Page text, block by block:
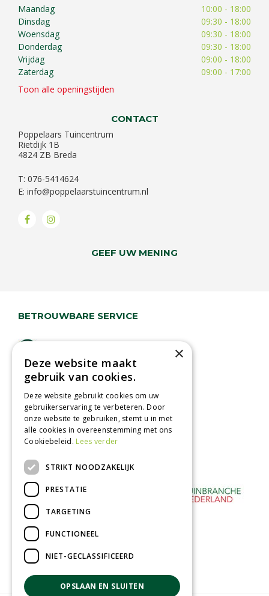
Maandag
10:00 - 18:00
Dinsdag
09:30 - 18:00
Woensdag
09:30 - 18:00
Donderdag
09:30 - 18:00
Vrijdag
09:00 - 18:00
Zaterdag
09:00 - 17:00
Toon alle openingstijden
CONTACT
Poppelaars Tuincentrum
Rietdijk 1B
4824 ZB Breda
T: 076-5414624
E: info@poppelaarstuincentrum.nl
GEEF UW MENING
BETROUWBARE SERVICE
Lage verzendkosten
Vandaag besteld
binnen 2 dagen ophalen!
Afhalen in tuincentrum
Betaal veilig
met iDeal - Wero
×
Deze website maakt
gebruik van cookies.
Deze website gebruikt cookies om uw
gebruikerservaring te verbeteren. Door
onze website te gebruiken, stemt u in met
alle cookies in overeenstemming met ons
Cookiebeleid. Lees verder
STRIKT NOODZAKELIJK
PRESTATIE
TARGETING
FUNCTIONEEL
NIET-GECLASSIFICEERD
OPSLAAN EN SLUITEN